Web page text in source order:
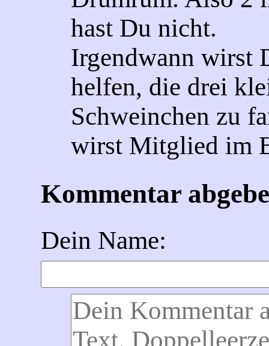
hast Du nicht.
Irgendwann wirst
helfen, die drei
Schweinchen zu
wirst Mitglied im
Kommentar
Dein Name: